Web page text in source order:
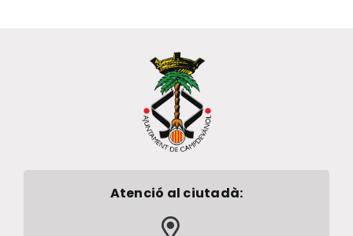
Atenció al ciutadà: